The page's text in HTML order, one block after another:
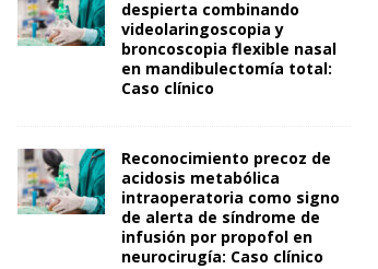
despierta combinando
videolaringoscopia y
broncoscopia flexible nasal
en mandibulectomía total:
Caso clínico
Reconocimiento precoz de
acidosis metabólica
intraoperatoria como signo
de alerta de síndrome de
infusión por propofol en
neurocirugía: Caso clínico